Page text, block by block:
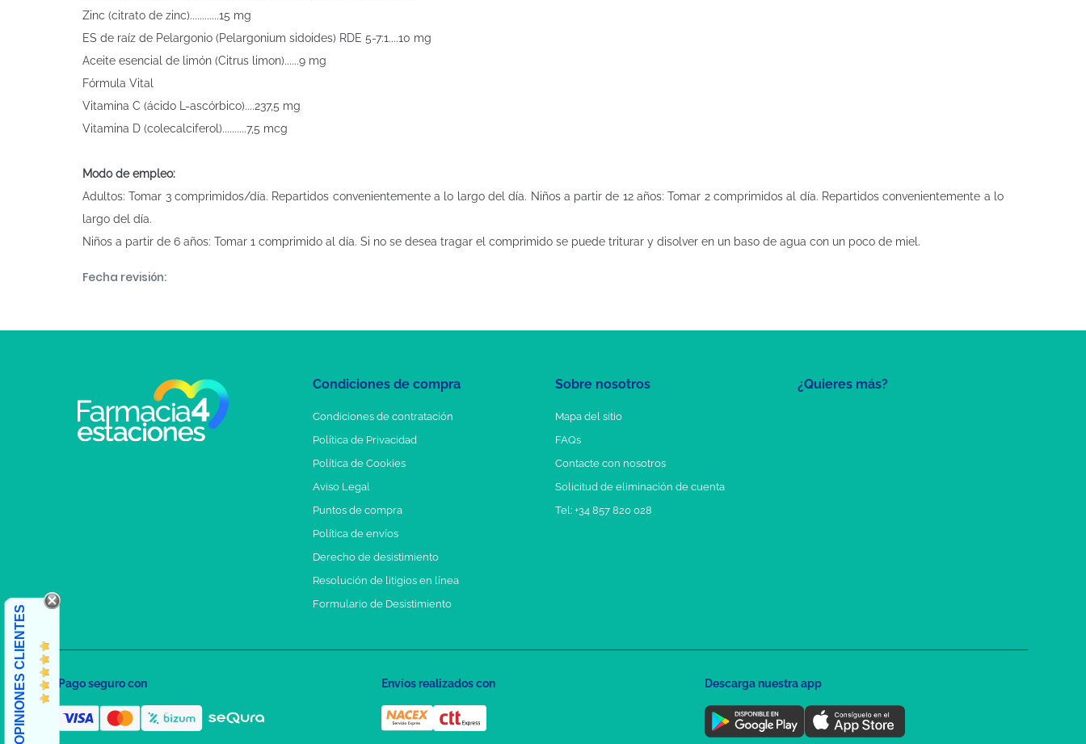
Zinc (citrato de zinc)............15 mg
ES de raíz de Pelargonio (Pelargonium sidoides) RDE 5-7:1....10 mg
Aceite esencial de limón (Citrus limon)......9 mg
Fórmula Vital
Vitamina C (ácido L-ascórbico)....237,5 mg
Vitamina D (colecalciferol)..........7,5 mcg
Modo de empleo:
Adultos: Tomar 3 comprimidos/día. Repartidos convenientemente a lo largo del día. Niños a partir de 12 años: Tomar 2 comprimidos al día. Repartidos convenientemente a lo
largo del día.
Niños a partir de 6 años: Tomar 1 comprimido al día. Si no se desea tragar el comprimido se puede triturar y disolver en un baso de agua con un poco de miel.
Fecha revisión:
¿Quieres más?
Condiciones de compra
Condiciones de contratación
Política de Privacidad
Política de Cookies
Aviso Legal
Puntos de compra
Política de envíos
Derecho de desistimiento
Resolución de litigios en línea
Formulario de Desistimiento
Sobre nosotros
Mapa del sitio
FAQs
Contacte con nosotros
Solicitud de eliminación de cuenta
Tel: +34 857 820 028
OPINIONES CLIENTES Pago seguro con Envíos realizados con Descarga nuestra app